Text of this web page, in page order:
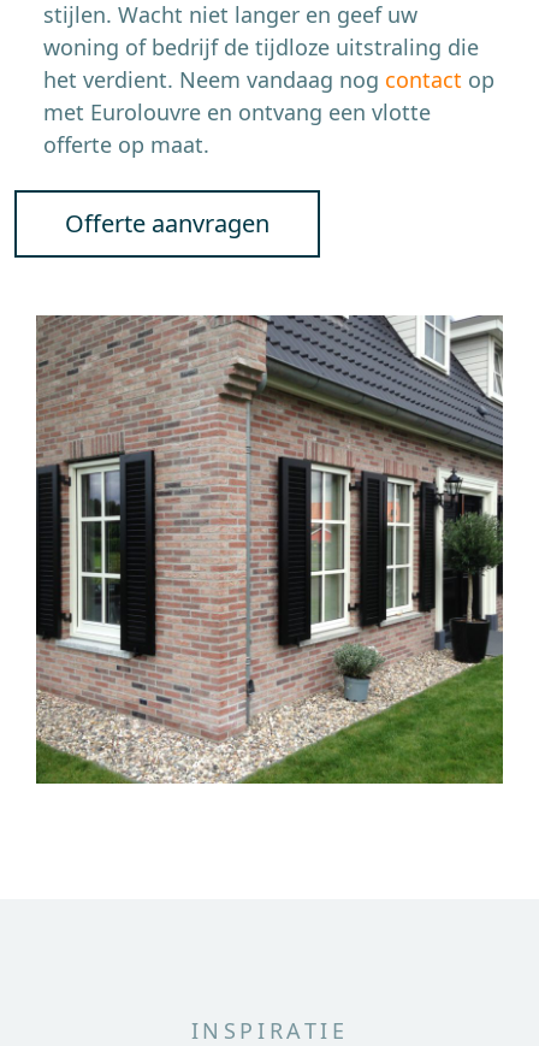
stijlen. Wacht niet langer en geef uw
woning of bedrijf de tijdloze uitstraling die
het verdient. Neem vandaag nog contact op
met Eurolouvre en ontvang een vlotte
offerte op maat.
Offerte aanvragen
INSPIRATIE